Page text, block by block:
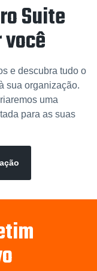
Suite
e descubra tudo o
sua organização.
uma
para as suas